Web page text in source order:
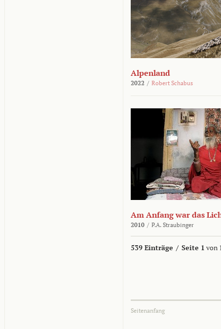
Alpenland
2022 / Robert Schabus
Am Anfang war das
2010 / P.A. Straubinger
539 Einträge / Seite 1 von
Seitenanfang